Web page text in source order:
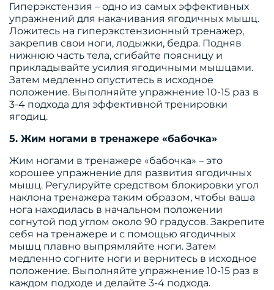
Гиперэкстензия – одно из самых эффективных
упражнений для накачивания ягодичных мышц.
Ложитесь на гиперэкстензионный тренажер,
закрепив свои ноги, лодыжки, бедра. Подняв
нижнюю часть тела, сгибайте поясницу и
прикладывайте усилия ягодичными мышцами.
Затем медленно опуститесь в исходное
положение. Выполняйте упражнение 10-15 раз в
3-4 подхода для эффективной тренировки
ягодиц.
5. Жим ногами в тренажере «бабочка»
Жим ногами в тренажере «бабочка» – это
хорошее упражнение для развития ягодичных
мышц. Регулируйте средством блокировки угол
наклона тренажера таким образом, чтобы ваша
нога находилась в начальном положении
согнутой под углом около 90 градусов. Закрепите
себя на тренажере и с помощью ягодичных
мышц плавно выпрямляйте ноги. Затем
медленно согните ноги и вернитесь в исходное
положение. Выполняйте упражнение 10-15 раз в
каждом подходе и делайте 3-4 подхода.